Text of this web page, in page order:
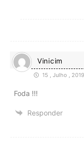
Vinicim
15 , Julho ,
Foda !!!
Responder